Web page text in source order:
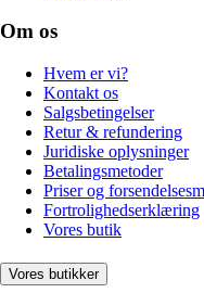
Om os
Hvem er vi?
Kontakt os
Salgsbetingelser
Retur & refundering
Juridiske oplysninger
Betalingsmetoder
Priser og
Fortrolighedserklæring
Vores butik
Vores butikker